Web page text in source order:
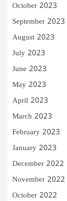
October 2023
September 2023
August 2023
July 2023
June 2023
May 2023
April 2023
March 2023
February 2023
January 2023
December 2022
November 2022
October 2022